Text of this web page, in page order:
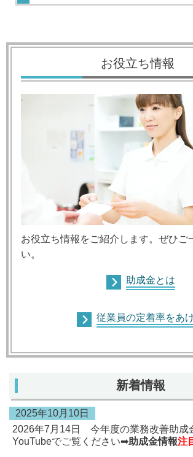
お役立ち情報
お役立ち情報をご紹介します。ぜひご
い。
助成金とは
従業員の定着率をあ
新着情報
2025年10月10日
2026年7月14日 今年度の業務改善助成
YouTubeでご覧ください➡助成金情報注